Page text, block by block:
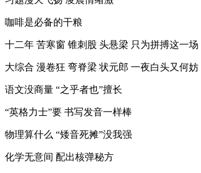
咖啡是必备的干粮
十二年 苦寒窗 锥刺股 头悬梁 只为拼搏这一场
大综合 漫卷狂 弯脊梁 状元郎 一夜白头又何妨
语文没商量 “之乎者也”擅长
“英格力士”要 书写发音一样棒
物理算什么 “矮音死摊”没我强
化学无意间 配出核弹秘方